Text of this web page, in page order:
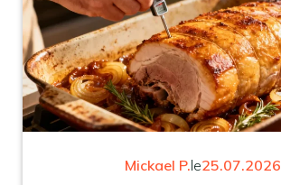
Mickael P.le25.07.2026